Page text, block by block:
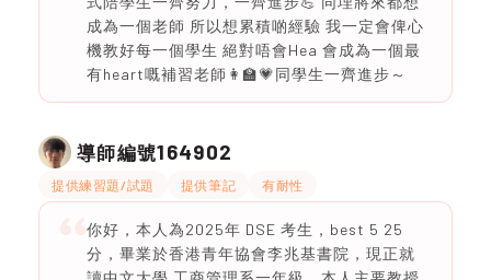
成為一個老師 所以想累積啲經驗 我一定會俾心
機教好每一個學生 絕對唔會Hea 會成為一個最
有heart嘅補習老師👩‍🏫💗同學生一齊進步～
導師編號164902
提供練習題/試題 提供筆記 有耐性
你好，本人為2025年 DSE 考生，best 5 25
分，畢業於香港青年協會李兆基書院，現正就